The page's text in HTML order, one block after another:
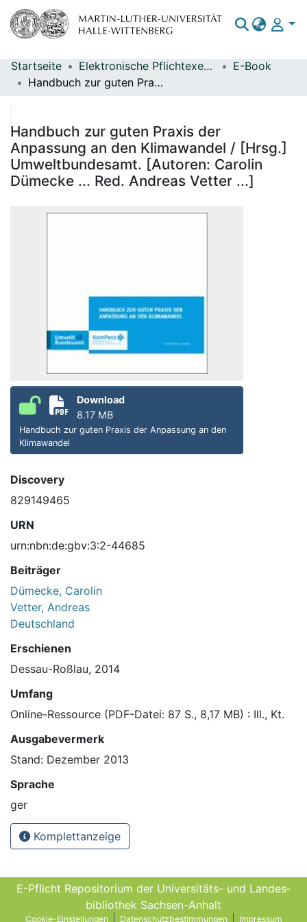
Bereiche & Sammlungen
Statistiken
Startseite Elektronische Pflichtexemplare
E-Book
Handbuch zur guten Praxis der Anpassung an den Klimawandel / [Hrsg.] Umweltbundesamt. [Autoren: Carolin Dümecke ... Red. Andreas Vetter ...]
Handbuch zur guten Praxis der
Anpassung an den Klimawandel / [Hrsg.]
Umweltbundesamt. [Autoren: Carolin
Dümecke ... Red. Andreas Vetter ...]
Download
8.17 MB
Handbuch zur guten Praxis der Anpassung an den
Klimawandel
Discovery
829149465
URN
urn:nbn:de:gbv:3:2-44685
Beiträger
Dümecke, Carolin
Vetter, Andreas
Deutschland
Erschienen
Dessau-Roßlau, 2014
Umfang
Online-Ressource (PDF-Datei: 87 S., 8,17 MB) : Ill., Kt.
Ausgabevermerk
Stand: Dezember 2013
Sprache
ger
Komplettanzeige
E-Pflicht Repositorium der Universitäts- und Landes­
bibliothek Sachsen-Anhalt
Cookie-Einstellungen Datenschutzbestimmungen Impressum